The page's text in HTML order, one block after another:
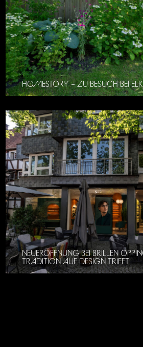
HOMESTORY – ZU BESUCH BEI
NEUERÖFFNUNG BEI BRILLEN
TRADITION AUF DESIGN TRIFFT